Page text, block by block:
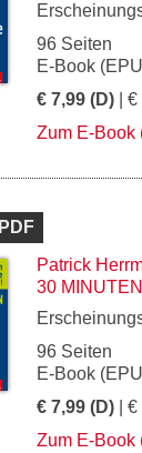
96 Seiten
E-Book
€ 7,99 (D) |
Zum E-Book
PDF
Patrick
30
96 Seiten
E-Book
€ 7,99 (D) |
Zum E-Book